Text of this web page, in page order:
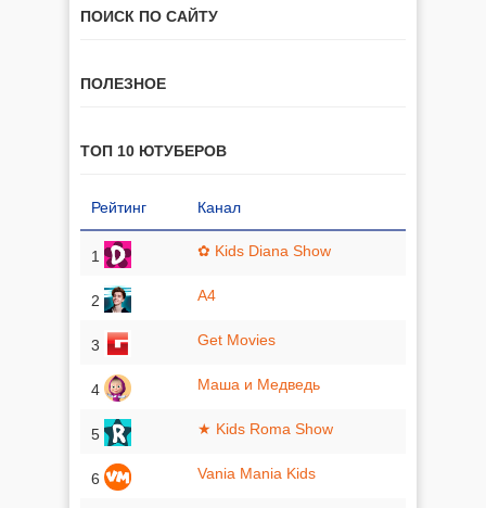
ПОИСК ПО САЙТУ
ПОЛЕЗНОЕ
ТОП 10 ЮТУБЕРОВ
Рейтинг Канал
1 ✿ Kids Diana Show
2 A4
3 Get Movies
4 Маша и Медведь
5 ★ Kids Roma Show
6 Vania Mania Kids